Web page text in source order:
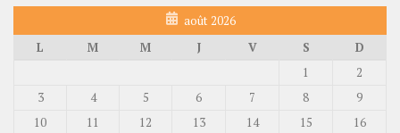
août 2026
L
M M J V S
D
1
2
3
4 5 6 7 8
9
10
11 12 13 14 15
16